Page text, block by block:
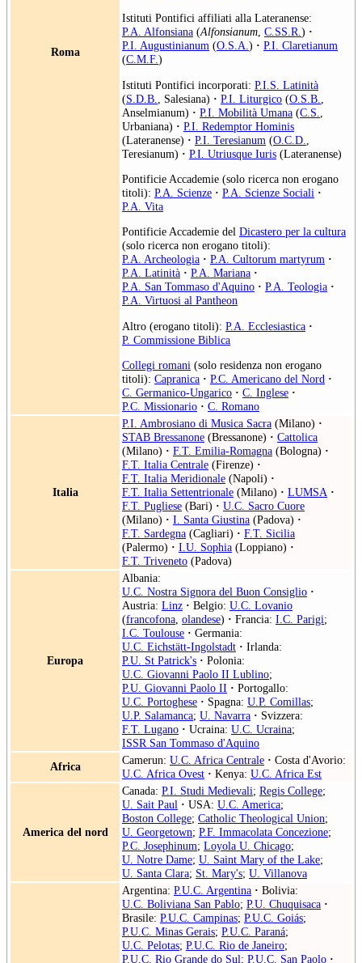
Roma
Istituti Pontifici affiliati alla Lateranense:
P.A. Alfonsiana (Alfonsianum C.SS.R. ) ·
P.I. Augustinianum (O.S.A. ) · P.I. Claretianum
(C.M.F.)
Istituti Pontifici incorporati: P.I.S. Latinità
(S.D.B. , Salesiana) · P.I. Liturgico (O.S.B.
Anselmianum) · P.I. Mobilità Umana (C.S.
Urbaniana) · P.I. Redemptor Hominis
(Lateranense) · P.I. Teresianum (O.C.D.
Teresianum) · P.I. Utriusque Iuris (Lateranense)
Pontificie Accademie (solo ricerca non erogano
titoli): P.A. Scienze · P.A. Scienze Sociali ·
P.A. Vita
Pontificie Accademie del Dicastero per la cultura
(solo ricerca non erogano titoli):
P.A. Archeologia · P.A. Cultorum martyrum ·
P.A. Latinità · P.A. Mariana ·
P.A. San Tommaso d'Aquino · P.A. Teologia ·
P.A. Virtuosi al Pantheon
Altro (erogano titoli): P.A. Ecclesiastica ·
P. Commissione Biblica
Collegi romani (solo residenza non erogano
titoli): Capranica · P.C. Americano del Nord ·
C. Germanico-Ungarico · C. Inglese ·
P.C. Missionario · C. Romano
Italia
P.I. Ambrosiano di Musica Sacra (Milano) ·
STAB Bressanone (Bressanone) · Cattolica
(Milano) · F.T. Emilia-Romagna (Bologna) ·
F.T. Italia Centrale (Firenze) ·
F.T. Italia Meridionale (Napoli) ·
F.T. Italia Settentrionale (Milano) · LUMSA ·
F.T. Pugliese (Bari) · U.C. Sacro Cuore
(Milano) · I. Santa Giustina (Padova) ·
F.T. Sardegna (Cagliari) · F.T. Sicilia
(Palermo) · I.U. Sophia (Loppiano) ·
F.T. Triveneto (Padova)
Europa
Albania:
U.C. Nostra Signora del Buon Consiglio ·
Austria: Linz · Belgio: U.C. Lovanio
(francofona olandese) · Francia: I.C. Parigi;
I.C. Toulouse · Germania:
U.C. Eichstätt-Ingolstadt · Irlanda:
P.U. St Patrick's · Polonia:
U.C. Giovanni Paolo II Lublino;
P.U. Giovanni Paolo II · Portogallo:
U.C. Portoghese · Spagna: U.P. Comillas;
U.P. Salamanca; U. Navarra · Svizzera:
F.T. Lugano · Ucraina: U.C. Ucraina;
ISSR San Tommaso d'Aquino
Africa
Camerun: U.C. Africa Centrale · Costa d'Avorio:
U.C. Africa Ovest · Kenya: U.C. Africa Est
America del nord
Canada: P.I. Studi Medievali; Regis College;
U. Sait Paul · USA: U.C. America;
Boston College; Catholic Theological Union;
U. Georgetown; P.F. Immacolata Concezione;
P.C. Josephinum; Loyola U. Chicago;
U. Notre Dame; U. Saint Mary of the Lake;
U. Santa Clara; St. Mary's; U. Villanova
Argentina: P.U.C. Argentina · Bolivia:
U.C. Boliviana San Pablo; P.U. Chuquisaca ·
Brasile: P.U.C. Campinas; P.U.C. Goiás;
P.U.C. Minas Gerais; P.U.C. Paraná;
U.C. Pelotas; P.U.C. Rio de Janeiro;
P.U.C. Rio Grande do Sul; P.U.C. San Paolo ·